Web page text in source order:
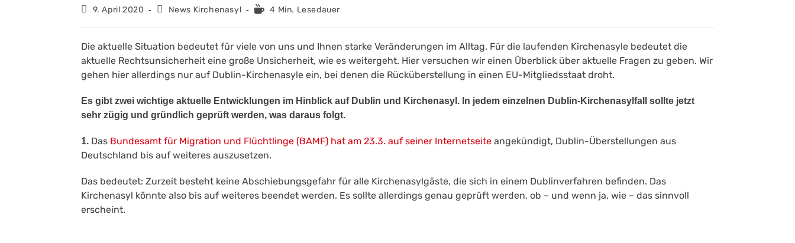
Beitrag
9. April 2020
Beitrags-
News Kirchenasyl Lesedauer:
4 Min. Lesedauer
Die aktuelle Situation bedeutet für viele von uns und Ihnen starke Veränderungen im Alltag. Für die laufenden Kirchenasyle bedeutet die
aktuelle Rechtsunsicherheit eine große Unsicherheit, wie es weitergeht. Hier versuchen wir einen Überblick über aktuelle Fragen zu geben. Wir
gehen hier allerdings nur auf Dublin-Kirchenasyle ein, bei denen die Rücküberstellung in einen EU-Mitgliedsstaat droht.
Es gibt zwei wichtige aktuelle Entwicklungen im Hinblick auf Dublin und Kirchenasyl. In jedem einzelnen Dublin-Kirchenasylfall sollte jetzt
sehr zügig und gründlich geprüft werden, was daraus folgt.
1. Das Bundesamt für Migration und Flüchtlinge (BAMF) hat am 23.3. auf seiner Internetseite angekündigt, Dublin-Überstellungen aus
Deutschland bis auf weiteres auszusetzen.
Das bedeutet: Zurzeit besteht keine Abschiebungsgefahr für alle Kirchenasylgäste, die sich in einem Dublinverfahren befinden. Das
Kirchenasyl könnte also bis auf weiteres beendet werden. Es sollte allerdings genau geprüft werden, ob – und wenn ja, wie – das sinnvoll
erscheint.